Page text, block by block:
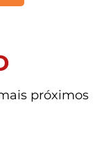
próximos